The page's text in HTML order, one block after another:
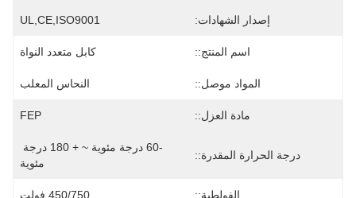
إصدار الشهادات: UL,CE,ISO9001
اسم المنتج:: كابل متعدد النواة
المواد موصل:: النحاس المعلب
مادة العزل:: FEP
درجة الحرارة المقدرة::
مئوية
الفولطية:: 450/750 فولت